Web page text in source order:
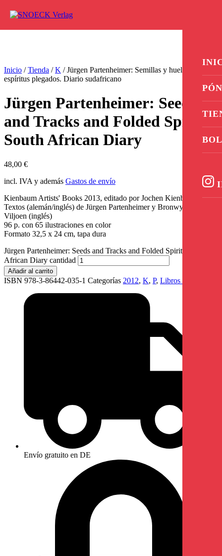
Inicio /Tienda /K / Jürgen Partenheimer: Semillas y huellas y
espíritus plegados. Diario sudafricano
Jürgen Partenheimer: Seeds
and Tracks and Folded Spirits.
South African Diary
48,00 €
incl. IVA y además Gastos de envío
Kienbaum Artists' Books 2013, editado por Jochen Kienbaum
Textos (alemán/inglés) de Jürgen Partenheimer y Bronwyn Law-
Viljoen (inglés)
96 p. con 65 ilustraciones en color
Formato 32,5 x 24 cm, tapa dura
Jürgen Partenheimer: Seeds and Tracks and Folded Spirits. South
African Diary cantidad
Añadir al carrito
ISBN 978-3-86442-035-1 Categorías 2012, K, P, Libros raros
Envío gratuito en DE